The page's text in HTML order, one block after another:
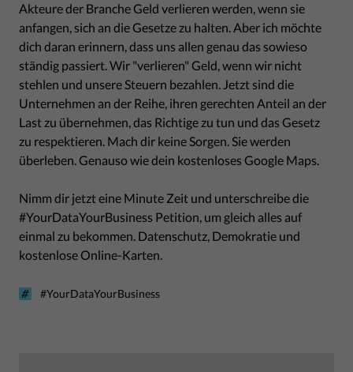
Akteure der Branche Geld verlieren werden, wenn sie
anfangen, sich an die Gesetze zu halten. Aber ich möchte
dich daran erinnern, dass uns allen genau das sowieso
ständig passiert. Wir "verlieren" Geld, wenn wir nicht
stehlen und unsere Steuern bezahlen. Jetzt sind die
Unternehmen an der Reihe, ihren gerechten Anteil an der
Last zu übernehmen, das Richtige zu tun und das Gesetz
zu respektieren. Mach dir keine Sorgen. Sie werden
überleben. Genauso wie dein kostenloses Google Maps.
Nimm dir jetzt eine Minute Zeit und unterschreibe die
#YourDataYourBusiness Petition, um gleich alles auf
einmal zu bekommen. Datenschutz, Demokratie und
kostenlose Online-Karten.
#YourDataYourBusiness